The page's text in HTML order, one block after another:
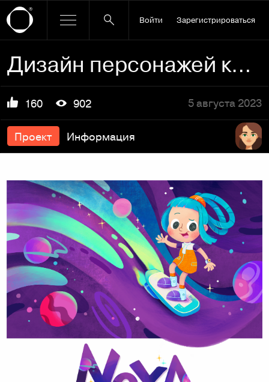
Войти Зарегистрироваться
Дизайн персонажей космической команды
160 902 5 августа 2023
Проект Информация